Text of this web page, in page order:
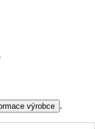
výrobce .